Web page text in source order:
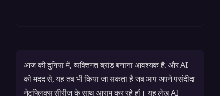
आज की दुनिया में, व्यक्तिगत ब्रांड बनाना आवश्यक है, और AI
की मदद से, यह तब भी किया जा सकता है जब आप अपने पसंदीदा
नेटफ्लिक्स सीरीज के साथ आराम कर रहे हों। यह लेख AI